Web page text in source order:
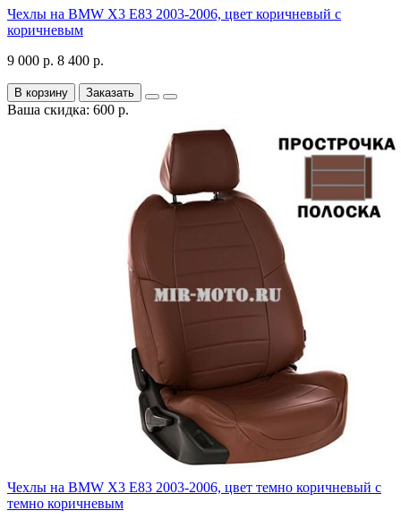
Чехлы на BMW X3 E83 2003-2006, цвет коричневый с
коричневым
9 000 р. 8 400 р.
В корзину Заказать
Ваша скидка: 600 р.
Чехлы на BMW X3 E83 2003-2006, цвет темно коричневый с
темно коричневым